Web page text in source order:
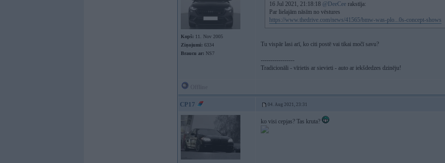
Kopš: 11. Nov 2005
Ziņojumi: 6334
Braucu ar: NS7
16 Jul 2021, 21:18:18 @DeeCee rakstīja:
Par lielajām nāsīm no vēstures
https://www.thedrive.com/news/41565/bmw-was-plo...0s-concept-shows
Tu vispār lasi arī, ko citi postē vai tikai močī savu?
-----------------
Tradicionāli - vīrietis ar sievieti - auto ar iekšdedzes dzinēju!
CP17 04. Aug 2021, 23:31
ko visi cepjas? Tas kruta?